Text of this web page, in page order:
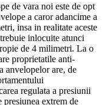
de vara noi este de opt
a caror adancime a
insa in realitate aceste
inlocuite atunci
de 4 milimetri. La o
proprietatile anti-
anvelopelor are, de
regulata a presiunii
presiunea extrem de